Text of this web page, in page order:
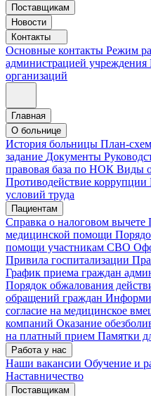
Поставщикам
Новости
Контакты
Основные контакты Режим
администрацией учреждения
организаций
Главная
О больнице
История больницы План-
задание Документы
правовая база по НОК Виды
Противодействие коррупции
условий труда
Пациентам
Справка о налоговом вычете
медицинской помощи
помощи участникам СВО
Привила госпитализации
График приема граждан
Порядок обжалования
обращений граждан
согласие на медицинское
компаний Оказание
на платный прием Памятки
Работа у нас
Наши вакансии Обучение и
Наставничество
Поставщикам